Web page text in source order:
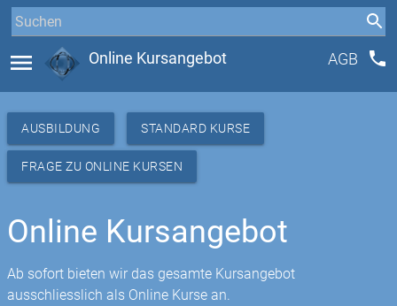
menu Online Kursangebot AGB phone
AUSBILDUNG STANDARD KURSE
FRAGE ZU ONLINE KURSEN
Online Kursangebot
Ab sofort bieten wir das gesamte Kursangebot
ausschliesslich als Online Kurse an.